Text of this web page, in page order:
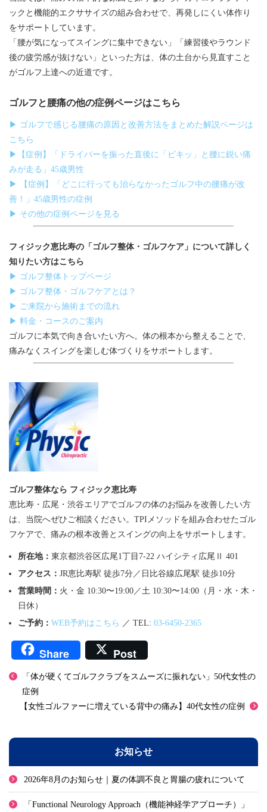
ックと機能的エクササイズの組み合わせで、再発しにくい体作り
をサポートしています。
「腰が気になってスイングに集中できない」「練習後やラウンド
後の疲労感が抜けない」といった方は、体の土台から見直すこと
がゴルフ上達への近道です。
ゴルフと腰痛の他の症例ページはこちら
▶ ゴルフで感じる腰痛の原因と改善方法をまとめた解説ページは
こちら
▶【症例】「ドライバーを振った直後に「ビキッ」と腰に鋭い痛
みが走る」45歳男性
▶ 【症例】「どこに行っても治らなかったゴルフ中の腰痛が改
善！」45歳男性の症例
▶ その他の症例ページを見る
フィジック恵比寿の「ゴルフ整体・ゴルフケア」について詳しく
知りたい方はこちら
▶ ゴルフ整体トップページ
▶ ゴルフ整体・ゴルフケアとは？
▶ ご来院から施術までの流れ
▶ 料金・コースのご案内
ゴルフに本気で向き合いたい方へ。体の根本から整えることで、
痛みなくスイングを楽しむ体づくりをサポートします。
ゴルフ整体なら フィジック恵比寿
恵比寿・広尾・渋谷エリアでゴルフの体のお悩みを改善したい方
は、当院へぜひご相談ください。TPIメソッドを組み合わせたゴル
フケアで、痛みの根本改善とスイングの向上をサポートします。
所在地： 東京都渋谷区広尾1丁目7-22 ハイシティ広尾Ⅱ 401
アクセス： JR恵比寿駅 徒歩7分／日比谷線広尾駅 徒歩10分
営業時間： 火・金 10:30〜19:00／土 10:30〜14:00（月・水・木・
日休）
ご予約： WEB予約はこちら ／ TEL: 03-6450-2365
Share Post
「体が硬くてゴルフクラブをスムーズに振れない」50代女性の
症例
【女性ゴルファーに増えている背中の痛み】40代女性の症例
お知らせ
2026年8月のお知らせ｜夏の体調不良と胃腸の疲れについて
「Functional Neurology Approach（機能神経学アプローチ）」